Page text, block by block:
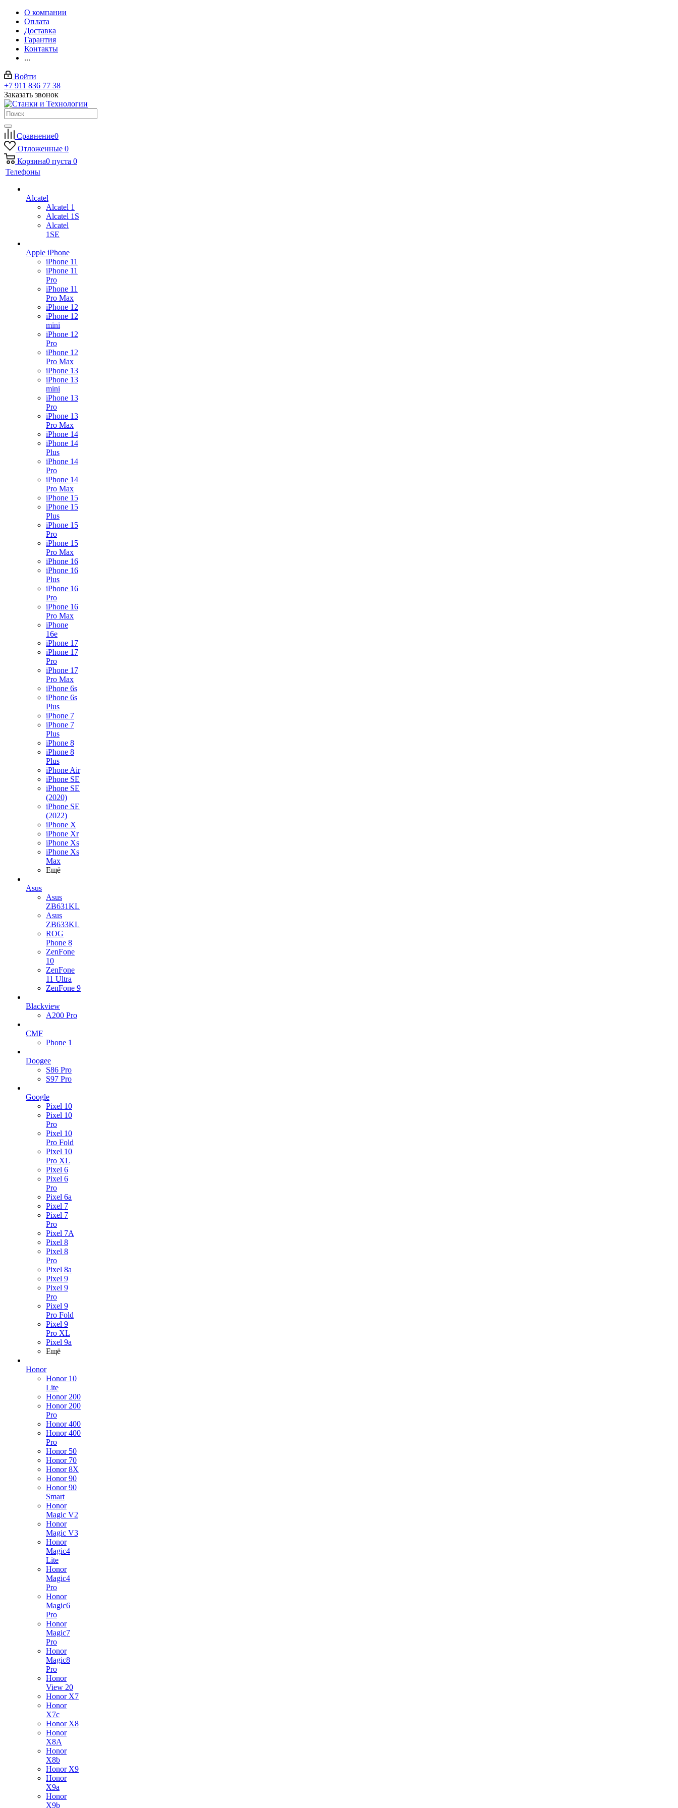
О компании
Оплата
Доставка
Гарантия
Контакты
...
Войти
+7 911 836 77 38
Заказать звонок
Сравнение0
Отложенные 0
Корзина0 пуста 0
Телефоны
Alcatel
Alcatel 1
Alcatel 1S
Alcatel
1SE
Apple iPhone
iPhone 11
iPhone 11
Pro
iPhone 11
Pro Max
iPhone 12
iPhone 12
mini
iPhone 12
Pro
iPhone 12
Pro Max
iPhone 13
iPhone 13
mini
iPhone 13
Pro
iPhone 13
Pro Max
iPhone 14
iPhone 14
Plus
iPhone 14
Pro
iPhone 14
Pro Max
iPhone 15
iPhone 15
Plus
iPhone 15
Pro
iPhone 15
Pro Max
iPhone 16
iPhone 16
Plus
iPhone 16
Pro
iPhone 16
Pro Max
iPhone
16e
iPhone 17
iPhone 17
Pro
iPhone 17
Pro Max
iPhone 6s
iPhone 6s
Plus
iPhone 7
iPhone 7
Plus
iPhone 8
iPhone 8
Plus
iPhone Air
iPhone SE
iPhone SE
(2020)
iPhone SE
(2022)
iPhone X
iPhone Xr
iPhone Xs
iPhone Xs
Max
Ещё
Asus
Asus
ZB631KL
Asus
ZB633KL
ROG
Phone 8
ZenFone
10
ZenFone
11 Ultra
ZenFone 9
Blackview
A200 Pro
CMF
Phone 1
Doogee
S86 Pro
S97 Pro
Google
Pixel 10
Pixel 10
Pro
Pixel 10
Pro Fold
Pixel 10
Pro XL
Pixel 6
Pixel 6
Pro
Pixel 6a
Pixel 7
Pixel 7
Pro
Pixel 7A
Pixel 8
Pixel 8
Pro
Pixel 8a
Pixel 9
Pixel 9
Pro
Pixel 9
Pro Fold
Pixel 9
Pro XL
Pixel 9a
Ещё
Honor
Honor 10
Lite
Honor 200
Honor 200
Pro
Honor 400
Honor 400
Pro
Honor 50
Honor 70
Honor 8X
Honor 90
Honor 90
Smart
Honor
Magic V2
Honor
Magic V3
Honor
Magic4
Lite
Honor
Magic4
Pro
Honor
Magic6
Pro
Honor
Magic7
Pro
Honor
Magic8
Pro
Honor
View 20
Honor X7
Honor
X7c
Honor X8
Honor
X8A
Honor
X8b
Honor X9
Honor
X9a
Honor
X9b